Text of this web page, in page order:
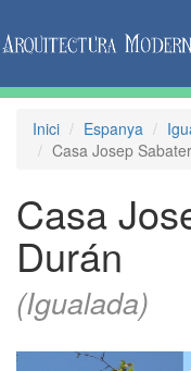
Inici Espanya
Casa Josep
Casa
Durán
(Igualada)